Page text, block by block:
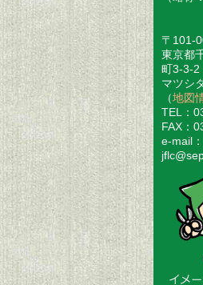
〒101-
東京都
町3-3-2
マツシ
（地図
TEL：
FAX：
e-mail：